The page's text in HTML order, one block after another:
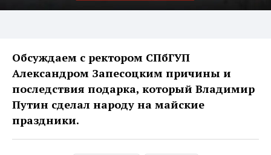
Обсуждаем с ректором СПбГУП
Александром Запесоцким причины и
последствия подарка, который Владимир
Путин сделал народу на майские
праздники.